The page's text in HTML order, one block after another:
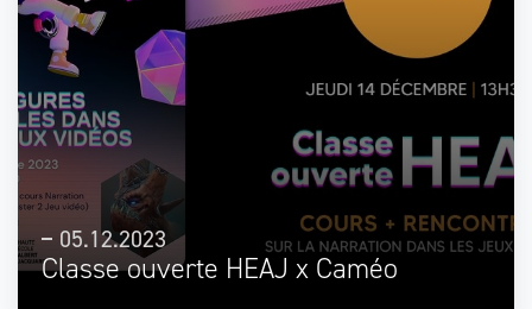
Classe ouverte HEAJ x Caméo
05.12.2023